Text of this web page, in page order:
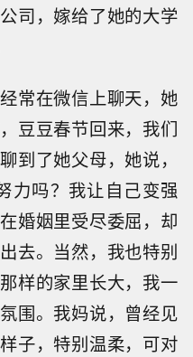
司，嫁给了她的大学
常在微信上聊天，她
豆豆春节回来，我们
到了她父母，她说，
力吗？我让自己变强
婚姻里受尽委屈，却
去。当然，我也特别
样的家里长大，我一
围。我妈说，曾经见
子，特别温柔，可对